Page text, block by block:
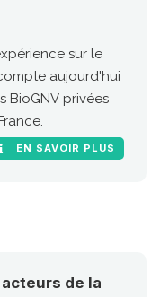
sur le
aujourd'hui
BioGNV privées
EN SAVOIR PLUS
de la